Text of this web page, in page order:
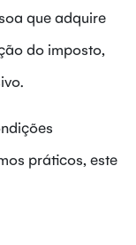
que adquire
do imposto,
práticos, este